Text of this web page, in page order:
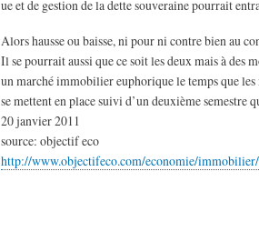
ue et de gestion de la dette souveraine pourrait
Alors hausse ou baisse, ni pour ni contre bien au
Il se pourrait aussi que ce soit les deux mais à des
un marché immobilier euphorique le temps que
se mettent en place suivi d’un deuxième semestre
20 janvier 2011
source: objectif eco
http://www.objectifeco.com/economie/